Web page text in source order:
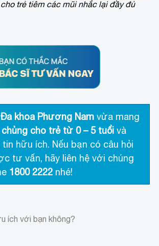
trẻ tiêm các mũi nhắc lại đầy đủ
khoa Phương Nam vừa mang
cho trẻ từ 0 – 5 tuổi và
hữu ích. Nếu bạn có câu hỏi
tư vấn, hãy liên hệ với chúng
1800 2222 nhé!
ích với bạn không?